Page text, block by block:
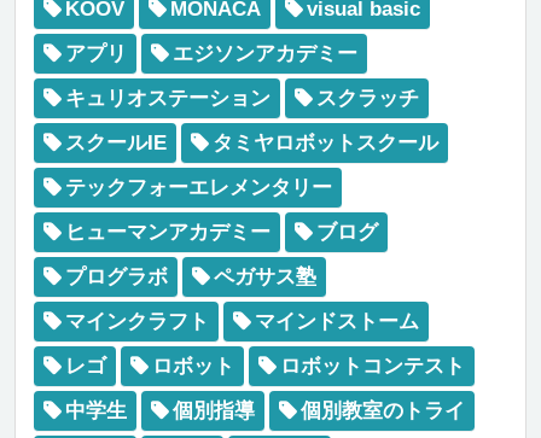
KOOV
MONACA
visual basic
アプリ
エジソンアカデミー
キュリオステーション
スクラッチ
スクールIE
タミヤロボットスクール
テックフォーエレメンタリー
ヒューマンアカデミー
ブログ
プログラボ
ペガサス塾
マインクラフト
マインドストーム
レゴ
ロボット
ロボットコンテスト
中学生
個別指導
個別教室のトライ